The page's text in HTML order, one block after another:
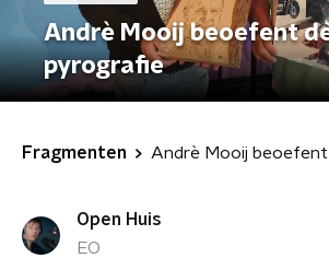
Andrè Mooij beoefent
pyrografie
Fragmenten
Open Huis
EO